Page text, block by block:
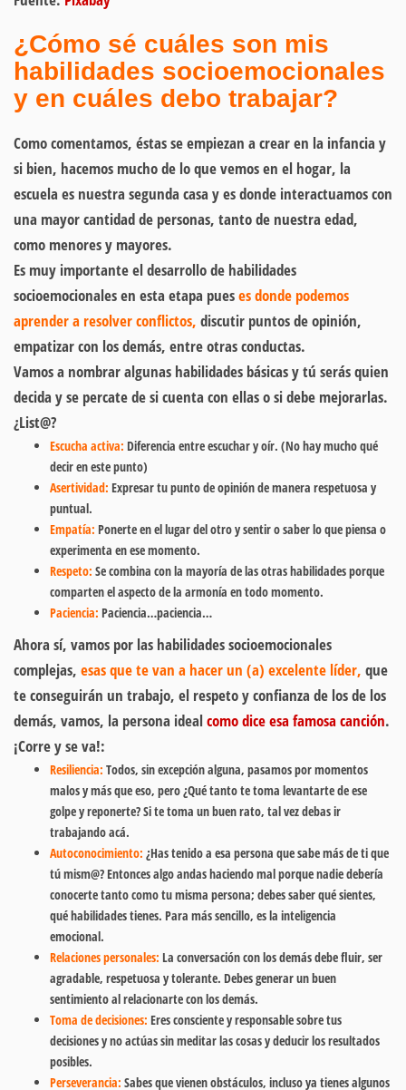
¿Cómo sé cuáles son mis
habilidades socioemocionales
y en cuáles debo trabajar?
Como comentamos, éstas se empiezan a crear en la infancia y
si bien, hacemos mucho de lo que vemos en el hogar, la
escuela es nuestra segunda casa y es donde interactuamos con
una mayor cantidad de personas, tanto de nuestra edad,
como menores y mayores.
Es muy importante el desarrollo de habilidades
socioemocionales en esta etapa pueses donde podemos
aprender a resolver conflictos, discutir puntos de opinión,
empatizar con los demás, entre otras conductas.
Vamos a nombrar algunas habilidades básicas y tú serás quien
decida y se percate de si cuenta con ellas o si debe mejorarlas.
¿List@?
Escucha activa: Diferencia entre escuchar y oír. (No hay mucho qué
decir en este punto)
Asertividad: Expresar tu punto de opinión de manera respetuosa y
puntual.
Empatía: Ponerte en el lugar del otro y sentir o saber lo que piensa o
experimenta en ese momento.
Respeto: Se combina con la mayoría de las otras habilidades porque
comparten el aspecto de la armonía en todo momento.
Paciencia: Paciencia…paciencia…
Ahora sí, vamos por las habilidades socioemocionales
complejas, esas que te van a hacer un (a) excelente líder, que
te conseguirán un trabajo, el respeto y confianza de los de los
demás, vamos, la persona idealcomo dice esa famosa canción.
¡Corre y se va!:
Resiliencia: Todos, sin excepción alguna, pasamos por momentos
malos y más que eso, pero ¿Qué tanto te toma levantarte de ese
golpe y reponerte? Si te toma un buen rato, tal vez debas ir
trabajando acá.
Autoconocimiento: ¿Has tenido a esa persona que sabe más de ti que
tú mism@? Entonces algo andas haciendo mal porque nadie debería
conocerte tanto como tu misma persona; debes saber qué sientes,
qué habilidades tienes. Para más sencillo, es la inteligencia
emocional.
Relaciones personales: La conversación con los demás debe fluir, ser
agradable, respetuosa y tolerante. Debes generar un buen
sentimiento al relacionarte con los demás.
Toma de decisiones: Eres consciente y responsable sobre tus
decisiones y no actúas sin meditar las cosas y deducir los resultados
posibles.
Perseverancia: Sabes que vienen obstáculos, incluso ya tienes algunos